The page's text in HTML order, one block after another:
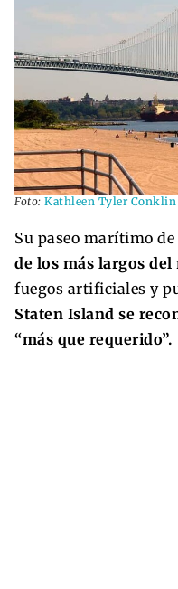
Foto: Kathleen Tyler Conklin
Su paseo marítimo
de los más largos del
fuegos artificiales y
Staten Island se
“más que requerido”.